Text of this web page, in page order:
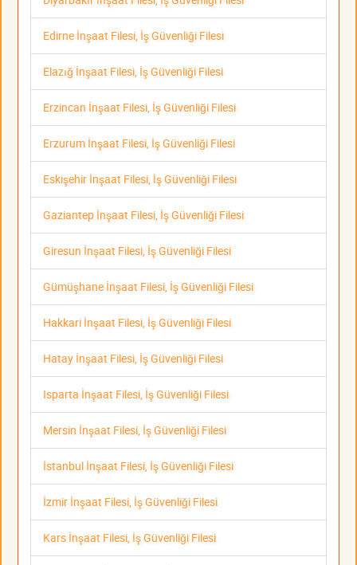
Edirne İnşaat Filesi, İş Güvenliği Filesi
Elazığ İnşaat Filesi, İş Güvenliği Filesi
Erzincan İnşaat Filesi, İş Güvenliği Filesi
Erzurum İnşaat Filesi, İş Güvenliği Filesi
Eskişehir İnşaat Filesi, İş Güvenliği Filesi
Gaziantep İnşaat Filesi, İş Güvenliği Filesi
Giresun İnşaat Filesi, İş Güvenliği Filesi
Gümüşhane İnşaat Filesi, İş Güvenliği Filesi
Hakkari İnşaat Filesi, İş Güvenliği Filesi
Hatay İnşaat Filesi, İş Güvenliği Filesi
Isparta İnşaat Filesi, İş Güvenliği Filesi
Mersin İnşaat Filesi, İş Güvenliği Filesi
İstanbul İnşaat Filesi, İş Güvenliği Filesi
İzmir İnşaat Filesi, İş Güvenliği Filesi
Kars İnşaat Filesi, İş Güvenliği Filesi